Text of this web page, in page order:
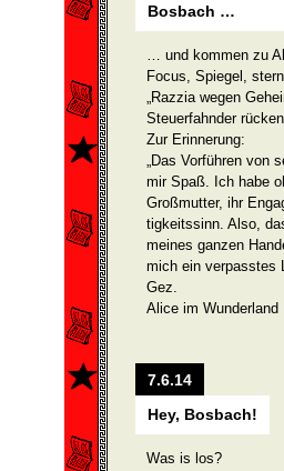
Bosbach …
… und kommen zu
Focus, Spiegel,
„Razzia wegen
Steuerfahnder
Zur Erinnerung:
„Das Vorführen von
mir Spaß. Ich habe
Großmutter, ihr
tigkeitssinn. Also,
meines ganzen
mich ein verpasstes
Gez.
Alice im Wunderland
7.6.14
Hey, Bosbach!
Was is los?